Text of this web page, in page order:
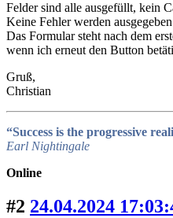
Felder sind alle ausgefüllt, kein
Keine Fehler werden
Das Formular steht nach dem
wenn ich erneut den Button
Gruß,
Christian
“Success is the progressive
Earl Nightingale
Online
#2 24.04.2024